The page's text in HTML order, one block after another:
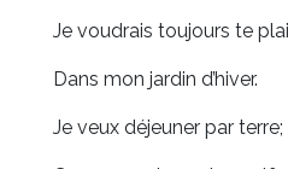
Je voudrais toujours te
Dans mon jardin d’hiver.
Je veux déjeuner par terre;